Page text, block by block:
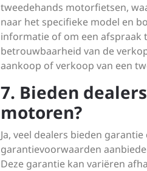
tweedehands motorfietsen,
naar het specifieke model en
informatie of om een afspraak
betrouwbaarheid van de
aankoop of verkoop van een
7. Bieden
motoren?
Ja, veel dealers bieden
garantievoorwaarden
Deze garantie kan variëren